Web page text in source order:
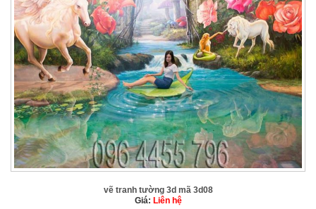
vẽ tranh tường 3d mã 3d08
Giá: Liên hệ